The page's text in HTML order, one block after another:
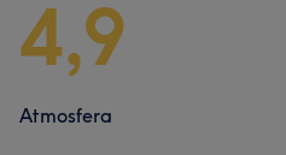
4,9
Atmosfera